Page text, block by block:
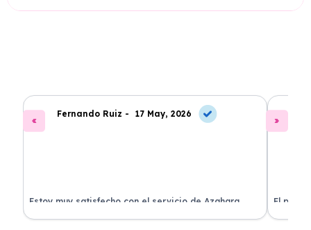
Fernando Ruiz - 17 May, 2026
Estoy muy satisfecho con el servicio de Azahara
Renting. El coche está en perfectas condiciones y el
El
llegó